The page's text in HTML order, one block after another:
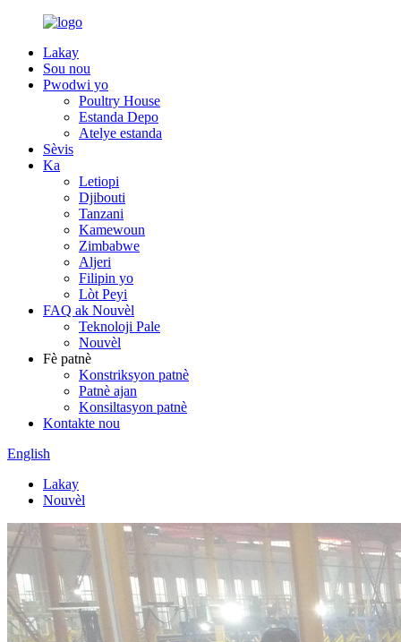
Lakay
Sou nou
Pwodwi yo
Poultry House
Estanda Depo
Atelye estanda
Sèvis
Ka
Letiopi
Djibouti
Tanzani
Kamewoun
Zimbabwe
Aljeri
Filipin yo
Lòt Peyi
FAQ ak Nouvèl
Teknoloji Pale
Nouvèl
Fè patnè
Konstriksyon patnè
Patnè ajan
Konsiltasyon patnè
Kontakte nou
English
Lakay
Nouvèl